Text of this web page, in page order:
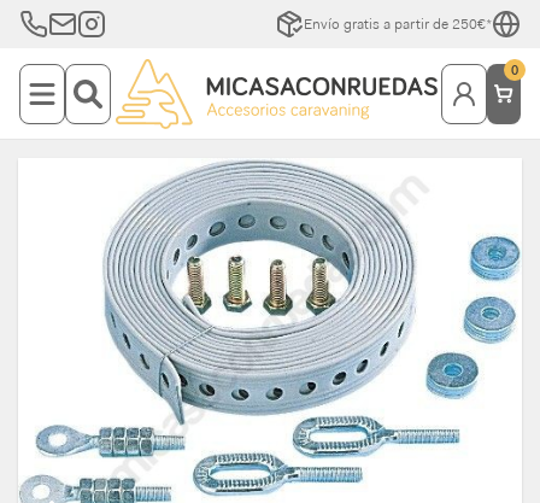
Envío gratis a partir de 250€*
0